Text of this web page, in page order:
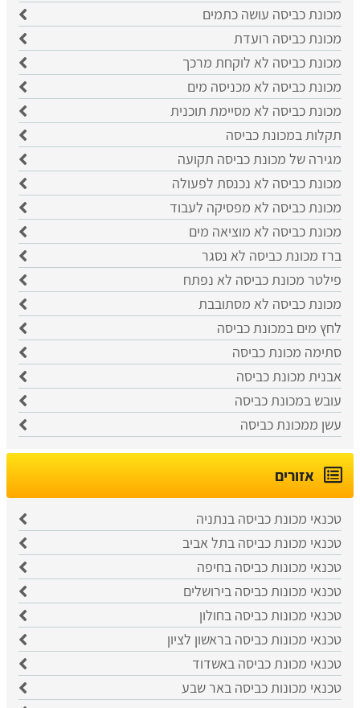
מכונת כביסה עושה כתמים
מכונת כביסה רועדת
מכונת כביסה לא לוקחת מרכך
מכונת כביסה לא מכניסה מים
מכונת כביסה לא מסיימת תוכנית
תקלות במכונת כביסה
מגירה של מכונת כביסה תקועה
מכונת כביסה לא נכנסת לפעולה
מכונת כביסה לא מפסיקה לעבוד
מכונת כביסה לא מוציאה מים
ברז מכונת כביסה לא נסגר
פילטר מכונת כביסה לא נפתח
מכונת כביסה לא מסתובבת
לחץ מים במכונת כביסה
סתימה מכונת כביסה
אבנית מכונת כביסה
עובש במכונת כביסה
עשן ממכונת כביסה
אזורים
טכנאי מכונת כביסה בנתניה
טכנאי מכונת כביסה בתל אביב
טכנאי מכונות כביסה בחיפה
טכנאי מכונות כביסה בירושלים
טכנאי מכונות כביסה בחולון
טכנאי מכונות כביסה בראשון לציון
טכנאי מכונת כביסה באשדוד
טכנאי מכונות כביסה באר שבע